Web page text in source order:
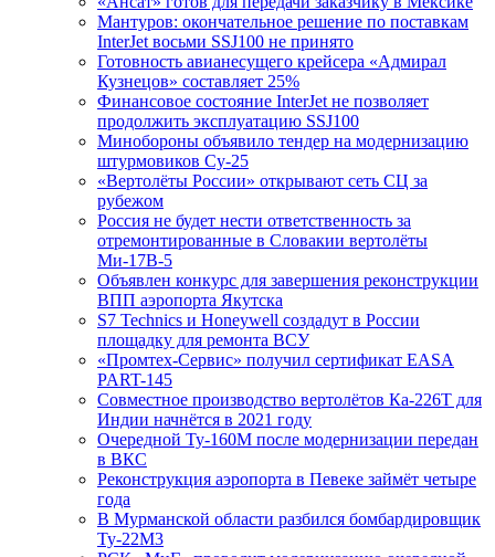
Мантуров: окончательное решение по поставкам
InterJet восьми SSJ100 не принято
Готовность авианесущего крейсера «Адмирал
Кузнецов» составляет 25%
Финансовое состояние InterJet не позволяет
продолжить эксплуатацию SSJ100
Минобороны объявило тендер на модернизацию
штурмовиков Су-25
«Вертолёты России» открывают сеть СЦ за
рубежом
Россия не будет нести ответственность за
отремонтированные в Словакии вертолёты
Ми-17В-5
Объявлен конкурс для завершения реконструкции
ВПП аэропорта Якутска
S7 Technics и Honeywell создадут в России
площадку для ремонта ВСУ
«Промтех-Сервис» получил сертификат EASA
PART-145
Совместное производство вертолётов Ка-226Т для
Индии начнётся в 2021 году
Очередной Ту-160М после модернизации передан
в ВКС
Реконструкция аэропорта в Певеке займёт четыре
года
В Мурманской области разбился бомбардировщик
Ту-22М3